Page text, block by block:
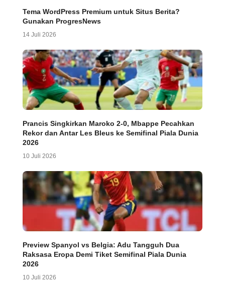
Tema WordPress Premium untuk Situs Berita?
Gunakan ProgresNews
14 Juli 2026
Prancis Singkirkan Maroko 2-0, Mbappe Pecahkan
Rekor dan Antar Les Bleus ke Semifinal Piala Dunia
2026
10 Juli 2026
Preview Spanyol vs Belgia: Adu Tangguh Dua
Raksasa Eropa Demi Tiket Semifinal Piala Dunia
2026
10 Juli 2026